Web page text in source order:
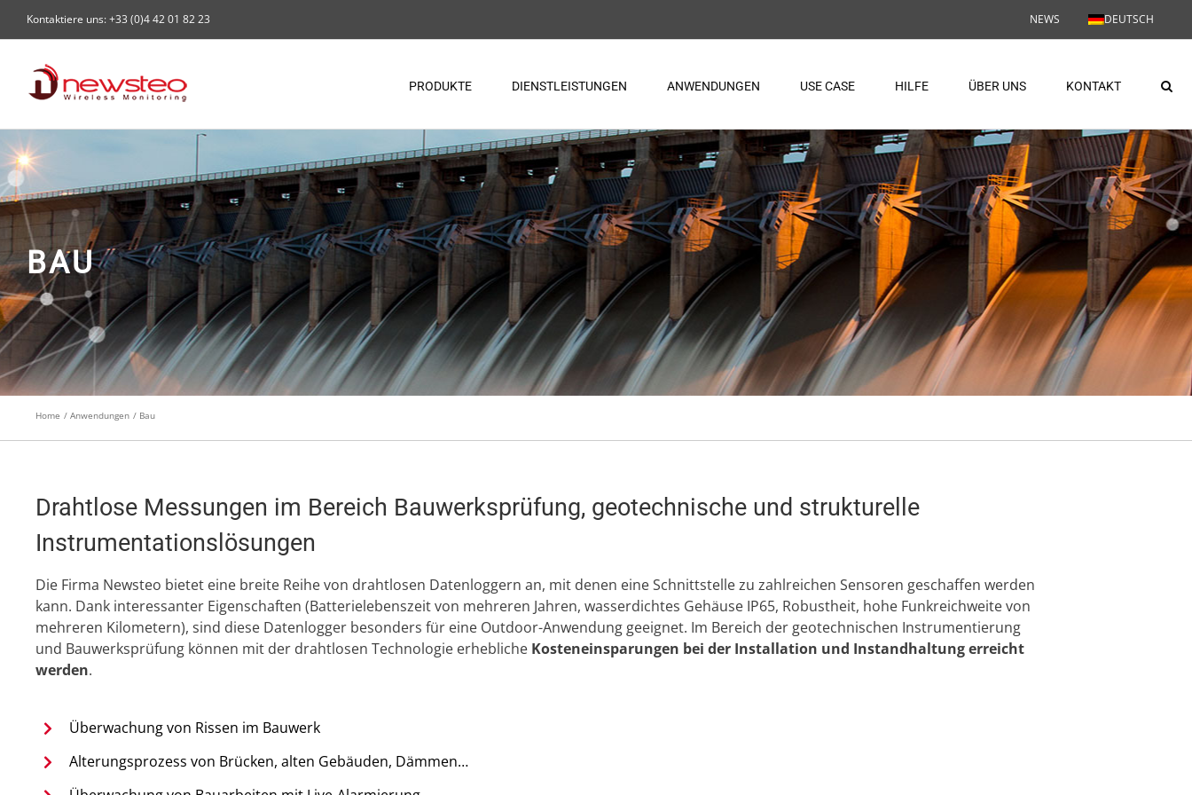
Kontaktiere uns: +33 (0)4 42 01 82 23 NEWS DEUTSCH
PRODUKTE DIENSTLEISTUNGEN ANWENDUNGEN USE CASE HILFE ÜBER UNS KONTAKT
BAU
Home Anwendungen Bau
Drahtlose Messungen im Bereich Bauwerksprüfung, geotechnische und strukturelle
Instrumentationslösungen
Die Firma Newsteo bietet eine breite Reihe von drahtlosen Datenloggern an, mit denen eine Schnittstelle zu zahlreichen Sensoren geschaffen werden
kann. Dank interessanter Eigenschaften (Batterielebenszeit von mehreren Jahren, wasserdichtes Gehäuse IP65, Robustheit, hohe Funkreichweite von
mehreren Kilometern), sind diese Datenlogger besonders für eine Outdoor-Anwendung geeignet. Im Bereich der geotechnischen Instrumentierung
und Bauwerksprüfung können mit der drahtlosen Technologie erhebliche Kosteneinsparungen bei der Installation und Instandhaltung erreicht
werden.
Überwachung von Rissen im Bauwerk
Alterungsprozess von Brücken, alten Gebäuden, Dämmen…